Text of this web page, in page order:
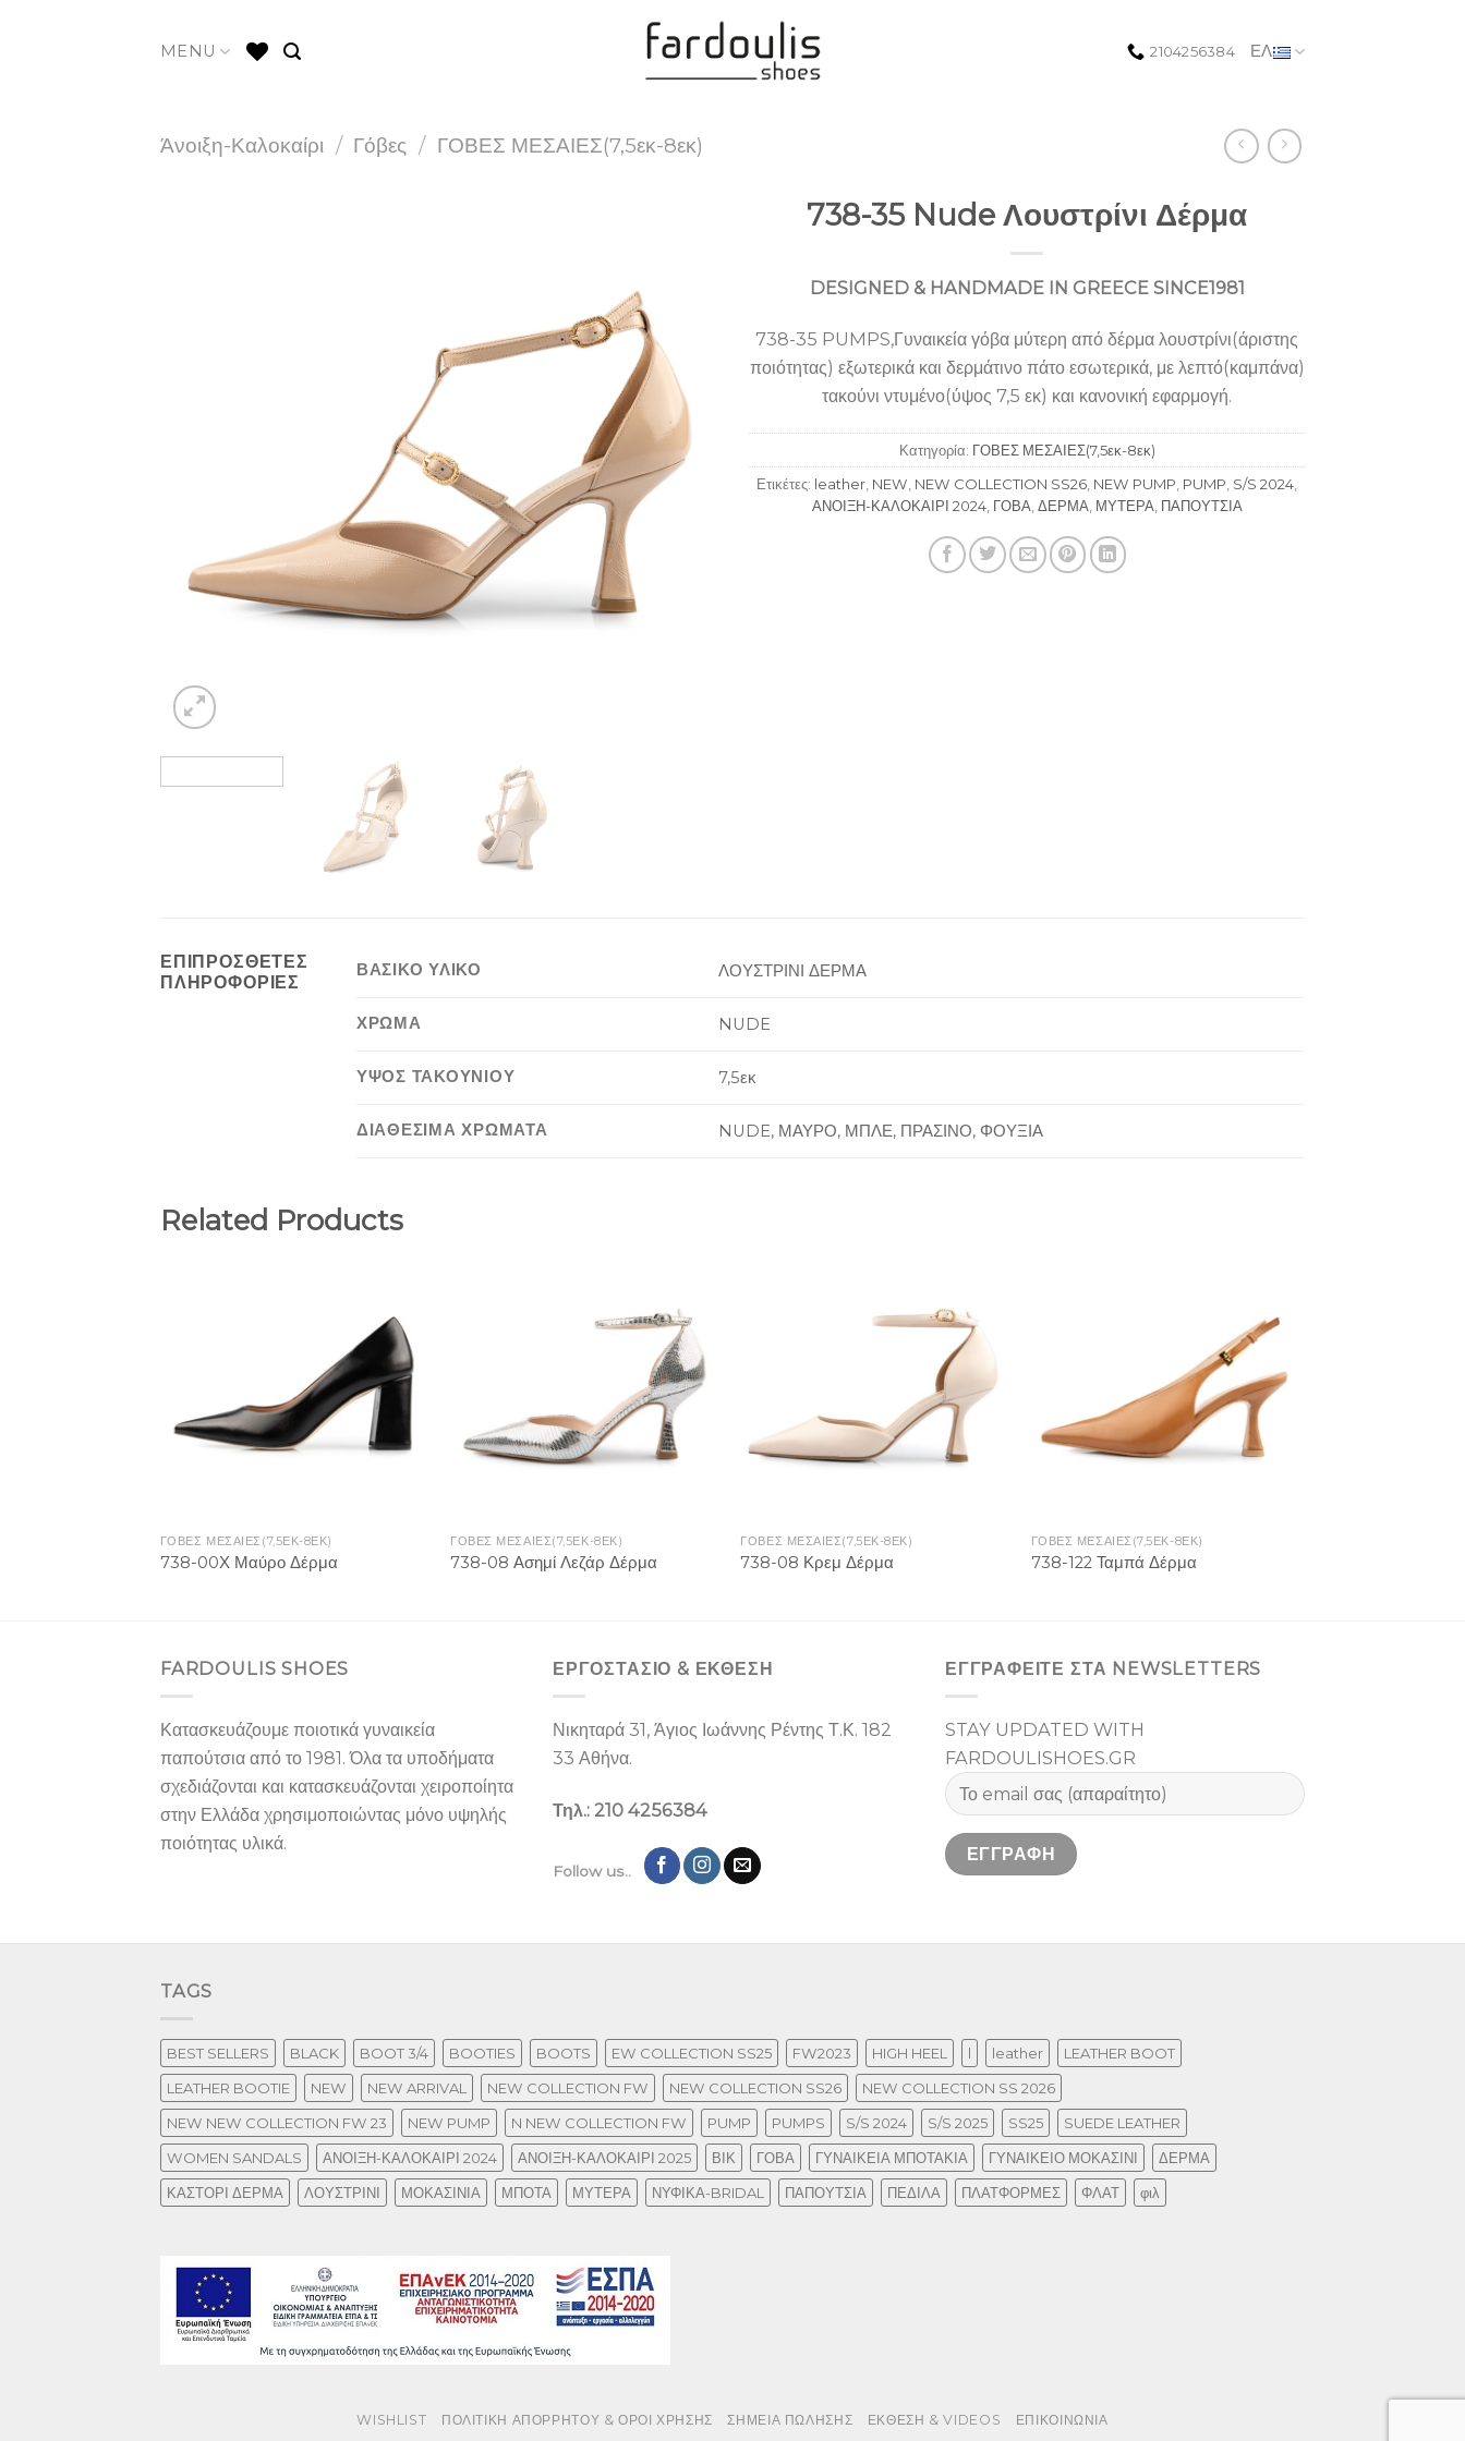
MENU 2104256384 ΕΛ
Άνοιξη-Καλοκαίρι / Γόβες / ΓΟΒΕΣ ΜΕΣΑΙΕΣ(7,5εκ-8εκ)
738-35 Nude Λουστρίνι Δέρμα
DESIGNED & HANDMADE IN GREECE SINCE1981
738-35 PUMPS,Γυναικεία γόβα μύτερη από δέρμα λουστρίνι(άριστης
ποιότητας) εξωτερικά και δερμάτινο πάτο εσωτερικά, με λεπτό(καμπάνα)
τακούνι ντυμένο(ύψος 7,5 εκ) και κανονική εφαρμογή.
Κατηγορία: ΓΟΒΕΣ ΜΕΣΑΙΕΣ(7,5εκ-8εκ)
Ετικέτες: leather NEW NEW COLLECTION SS26 NEW PUMP PUMP S/S 2024
ΑΝΟΙΞΗ-ΚΑΛΟΚΑΙΡΙ 2024, ΓΟΒΑ ΔΕΡΜΑ ΜΥΤΕΡΑ ΠΑΠΟΥΤΣΙΑ
ΕΠΙΠΡΌΣΘΕΤΕΣ
ΠΛΗΡΟΦΟΡΊΕΣ
ΒΑΣΙΚΟ ΥΛΙΚΟ ΛΟΥΣΤΡΙΝΙ ΔΕΡΜΑ
ΧΡΩΜΑ NUDE
ΥΨΟΣ ΤΑΚΟΥΝΙΟΥ 7,5εκ
ΔΙΑΘΕΣΙΜΑ ΧΡΩΜΑΤΑ NUDE, ΜΑΥΡΟ, ΜΠΛΕ, ΠΡΑΣΙΝΟ, ΦΟΥΞΙΑ
Related Products
Add to
Wishlist
ΓΟΒΕΣ ΜΕΣΑΙΕΣ(7,5ΕΚ-8ΕΚ)
738-00Χ Μαύρο Δέρμα
Add to
Wishlist
ΓΟΒΕΣ ΜΕΣΑΙΕΣ(7,5ΕΚ-8ΕΚ)
738-08 Ασημί Λεζάρ Δέρμα
Add to
Wishlist
ΓΟΒΕΣ ΜΕΣΑΙΕΣ(7,5ΕΚ-8ΕΚ)
738-08 Κρεμ Δέρμα
Add to
Wishlist
ΓΟΒΕΣ ΜΕΣΑΙΕΣ(7,5ΕΚ-8ΕΚ)
738-122 Ταμπά Δέρμα
FARDOULIS SHOES
Κατασκευάζουμε ποιοτικά γυναικεία
παπούτσια από το 1981. Όλα τα υποδήματα
σχεδιάζονται και κατασκευάζονται χειροποίητα
στην Ελλάδα χρησιμοποιώντας μόνο υψηλής
ποιότητας υλικά.
ΕΡΓΟΣΤΑΣΙΌ & ΕΚΘΕΣΉ
Νικηταρά 31, Άγιος Ιωάννης Ρέντης Τ.Κ. 182
33 Αθήνα.
Τηλ.: 210 4256384
Follow us..
ΕΓΓΡΑΦΕΙΤΕ ΣΤΑ NEWSLETTERS
STAY UPDATED WITH
FARDOULISHOES.GR
TAGS
BEST SELLERS BLACK BOOT 3/4 BOOTIES BOOTS EW COLLECTION SS25 FW2023 HIGH HEEL l leather
LEATHER BOOT
LEATHER BOOTIE
NEW NEW ARRIVAL NEW COLLECTION FW NEW COLLECTION SS26
NEW COLLECTION SS 2026
NEW NEW COLLECTION FW 23
NEW PUMP N NEW COLLECTION FW PUMP PUMPS S/S 2024 S/S 2025 SS25
SUEDE LEATHER
WOMEN SANDALS
ΑΝΟΙΞΗ-ΚΑΛΟΚΑΙΡΙ 2024 ΑΝΟΙΞΗ-ΚΑΛΟΚΑΙΡΙ 2025 ΒΙΚ ΓΟΒΑ ΓΥΝΑΙΚΕΙΑ ΜΠΟΤΑΚΙΑ ΓΥΝΑΙΚΕΙΟ ΜΟΚΑΣΙΝΙ
ΔΕΡΜΑ
ΚΑΣΤΟΡΙ ΔΕΡΜΑ
ΛΟΥΣΤΡΙΝΙ ΜΟΚΑΣΙΝΙΑ ΜΠΟΤΑ ΜΥΤΕΡΑ ΝΥΦΙΚΑ-BRIDAL ΠΑΠΟΥΤΣΙΑ ΠΕΔΙΛΑ ΠΛΑΤΦΟΡΜΕΣ ΦΛΑΤ φιλ
WISHLIST ΠΟΛΙΤΙΚΗ ΑΠΟΡΡΗΤΟΥ & ΟΡΟΙ ΧΡΗΣΗΣ ΣΗΜΕΙΑ ΠΩΛΗΣΗΣ ΕΚΘΕΣΗ & VIDEOS ΕΠΙΚΟΙΝΩΝΙΑ